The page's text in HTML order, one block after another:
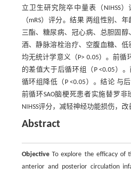
立卫生研究院卒中量表（NIHSS）
（mRS）评分。结果 两组性别、
三酯、糖尿病、冠心病、总胆固
酒、静脉溶栓治疗、空腹血糖、
均无统计学意义（P> 0.05）。前循
的差值大于后循环组（P <0.05）
循环组降低（P <0.05）。结论 与后
前循环SAO脑梗死患者实施替罗
NIHSS评分，减轻神经功能损伤，改
Abstract
ObjectiveTo explore the efficacy of
anterior and posterior circulation